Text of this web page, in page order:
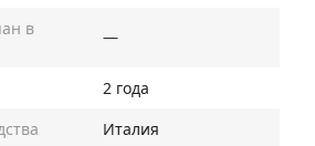
в
—
2 года
Италия